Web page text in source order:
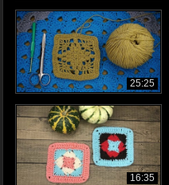
25:25
16:35